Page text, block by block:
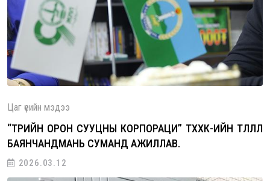
Цаг үеийн мэдээ
“ТӨРИЙН ОРОН СУУЦНЫ КОРПОРАЦИ” ТӨХХК-ИЙН ТӨЛӨӨЛӨЛ
БАЯНЧАНДМАНЬ СУМАНД АЖИЛЛАВ.
2026.03.12